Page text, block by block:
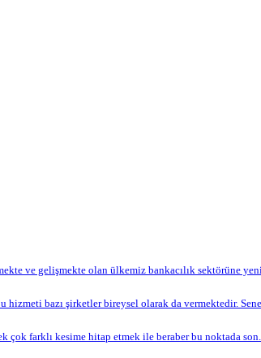
ve gelişmekte olan ülkemiz bankacılık sektörüne yeni
bazı şirketler bireysel olarak da vermektedir.
çok farklı kesime hitap etmek ile beraber bu noktada son...